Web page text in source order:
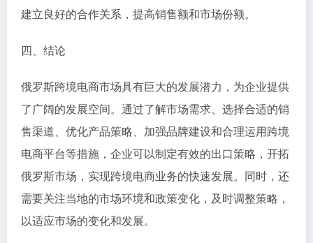
建立良好的合作关系，提高销售额和市场份额。
四、结论
俄罗斯跨境电商市场具有巨大的发展潜力，为企业提供
了广阔的发展空间。通过了解市场需求、选择合适的销
售渠道、优化产品策略、加强品牌建设和合理运用跨境
电商平台等措施，企业可以制定有效的出口策略，开拓
俄罗斯市场，实现跨境电商业务的快速发展。同时，还
需要关注当地的市场环境和政策变化，及时调整策略，
以适应市场的变化和发展。